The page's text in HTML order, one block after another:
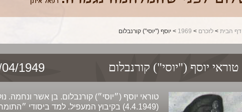
דף הבית > לזכרם >
1969 > יוסף ("יוסי") קורנבלום
טוראי יוסף ("יוסי") קורנבלום - 24/06/1969
טוראי יוסף (״יוסי״) קורנבלום. בן אשר ונחמה.
(4.4.1949) בקיבוץ המעפיל. למד ביסודי